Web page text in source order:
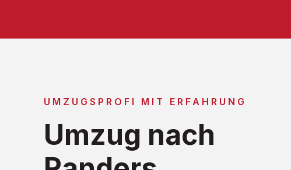
UMZUGSPROFI MIT ERFAHRUNG
Umzug nach